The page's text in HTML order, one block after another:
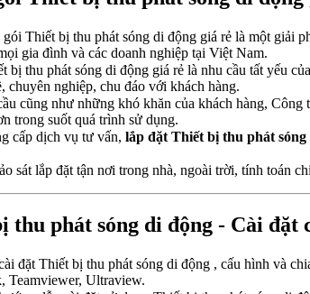
Thiết bị thu phát sóng di động giá rẻ là một giải
gia đình và các doanh nghiệp tại Việt Nam.
bị thu phát sóng di động giá rẻ là nhu cầu tất yếu
chuyên nghiệp, chu đáo với khách hàng.
cũng như những khó khăn của khách hàng,
trong suốt quá trình sử dụng.
cấp dịch vụ tư vấn, lắp đặt Thiết bị thu phát sóng
sát lắp đặt tận nơi trong nhà, ngoài trời, tính toán
thu phát sóng di động - Cài đặt
đặt Thiết bị thu phát sóng di động , cấu hình và
Teamviewer, Ultraview.